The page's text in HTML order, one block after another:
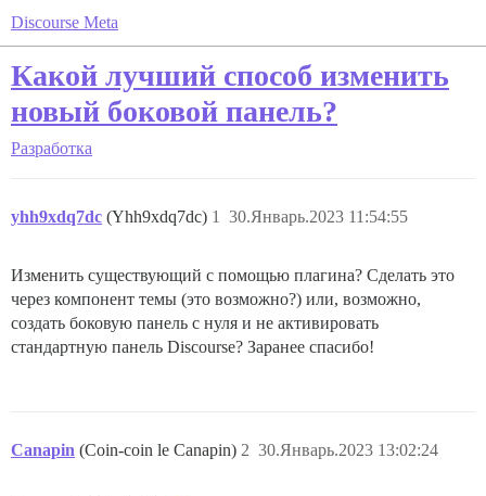
Discourse Meta
Какой лучший способ изменить
новый боковой панель?
Разработка
yhh9xdq7dc (Yhh9xdq7dc) 30.Январь.2023 11:54:55
1
Изменить существующий с помощью плагина? Сделать это
через компонент темы (это возможно?) или, возможно,
создать боковую панель с нуля и не активировать
стандартную панель Discourse? Заранее спасибо!
Canapin (Coin-coin le Canapin) 30.Январь.2023 13:02:24
2